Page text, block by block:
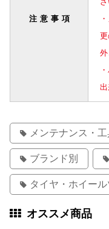
注意事項
ざ
外
メンテナンス・
ブランド別
タイヤ・ホイー
オススメ商品